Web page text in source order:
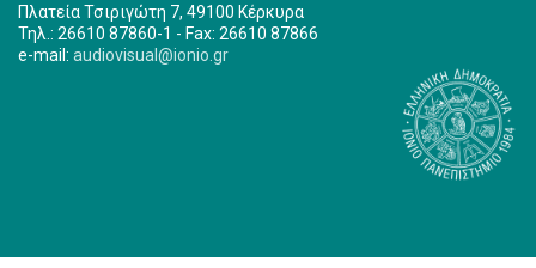
Πλατεία Τσιριγώτη 7, 49100 Κέρκυρα
Τηλ.: 26610 87860-1 - Fax: 26610 87866
e-mail: audiovisual@ionio.gr